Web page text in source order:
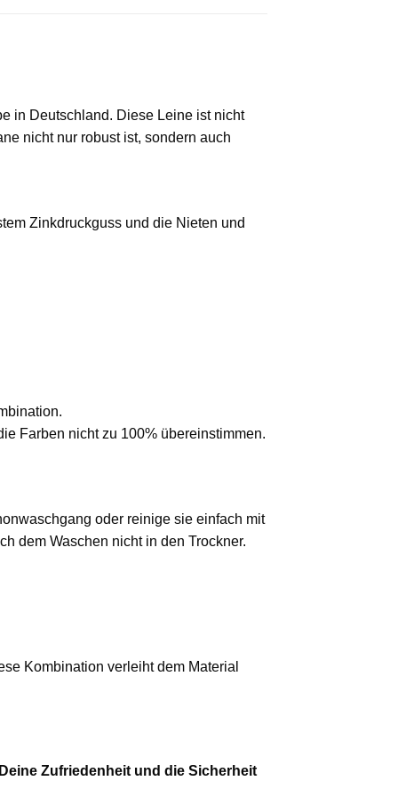
in Deutschland. Diese Leine ist nicht
nicht nur robust ist, sondern auch
Zinkdruckguss und die Nieten und
Farben nicht zu 100% übereinstimmen.
oder reinige sie einfach mit
dem Waschen nicht in den Trockner.
Kombination verleiht dem Material
Zufriedenheit und die Sicherheit